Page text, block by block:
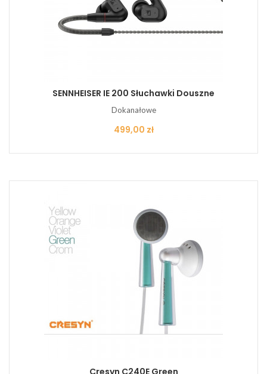
SENNHEISER IE 200 Słuchawki Douszne
Dokanałowe
Cena
499,00 zł
Cresyn C240E Green